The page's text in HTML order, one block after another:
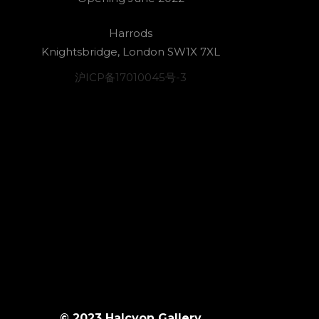
Harrods
Knightsbridge, London SW1X 7XL
沪ICP备17010045号-3